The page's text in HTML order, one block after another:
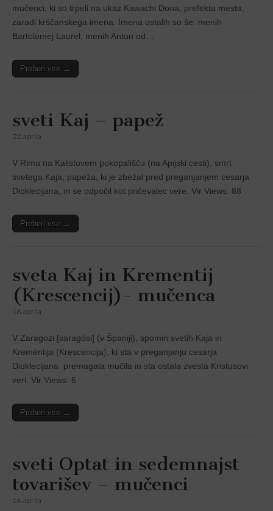
mučenci, ki so trpeli na ukaz Kawachi Dona, prefekta mesta,
zaradi krščanskega imena. Imena ostalih so še: menih
Bartolomej Laurel, menih Anton od…
Preberi vse →
sveti Kaj – papež
22. aprila
V Rimu na Kalistovem pokopališču (na Apijski cesti), smrt
svetega Kaja, papeža, ki je zbežal pred preganjanjem cesarja
Dioklecijana, in se odpočil kot pričevalec vere. Vir Views: 88
Preberi vse →
sveta Kaj in Krementij
(Krescencij)- mučenca
16. aprila
V Zaragozi [saragósi] (v Španĳi), spomin svetih Kaja in
Kreméntĳa (Krescencija), ki sta v preganjanju cesarja
Dioklecĳana premagala mučila in sta ostala zvesta Kristusovi
veri. Vir Views: 6
Preberi vse →
sveti Optat in sedemnajst
tovarišev – mučenci
16. aprila